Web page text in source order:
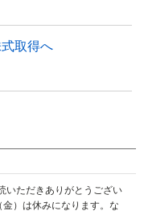
取得へ
いただきありがとうござい
）は休みになります。な